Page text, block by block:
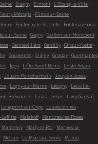
- Éragny - Ermont - L?Étang-la-Ville -
Mérogis - Flins-sur-Seine -
- Fontenay-le-Vicomte - Fontenay-sous-
sur-Seine - Gagny - Gaillon-sur-Montcient -
- Gennevilliers - Gentilly - Gif-sur-Yvette -
- Gouvernes - Grigny - Groslay - Guermantes
- Igny - L?Île-Saint-Denis - L?Isle-Adam -
- Jouars-Pontchartrain - Jouy-en-Josas -
- Lagny-sur-Marne - Lésigny - Leuville-
Brévannes - Linas - Lisses - Livry-Gargan -
Longpont-sur-Orge - Louveciennes -
Laffitte - Malakoff - Mandres-les-Roses -
Margency - Marly-le-Roi - Marnes-la-
- Médan - Le-Mée-sur-Seine - Melun -